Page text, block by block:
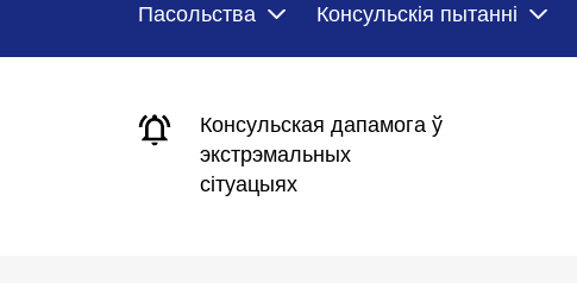
Пасольства Консульскія пытанні
Консульская дапамога ў
экстрэмальных
сітуацыях